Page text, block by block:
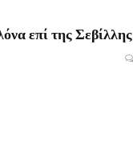
επί της Σεβίλλης